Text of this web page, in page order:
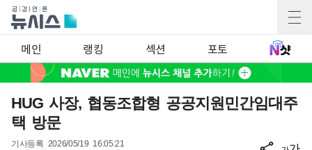
메인 랭킹 섹션 포토
HUG 사장, 협동조합형 공공지원민간임대주
택 방문
기사등록 2026/05/19 16:05:21